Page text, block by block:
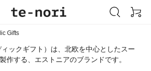
Gifts
ックギフト）は、北欧を中心としたスー
作する、エストニアのブランドです。